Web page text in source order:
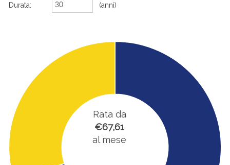
Durata: (anni)
Rata da
€67,61
al mese